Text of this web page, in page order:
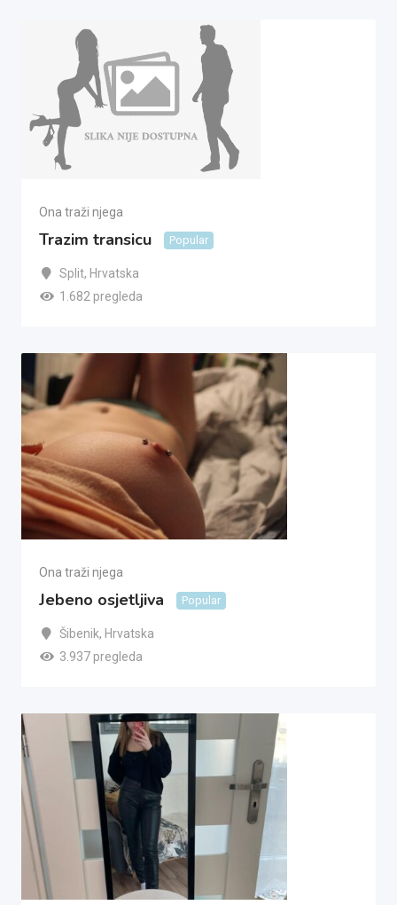
Ona traži njega
Trazim transicu Popular
Split, Hrvatska
1.682 pregleda
Ona traži njega
Jebeno osjetljiva Popular
Šibenik, Hrvatska
3.937 pregleda